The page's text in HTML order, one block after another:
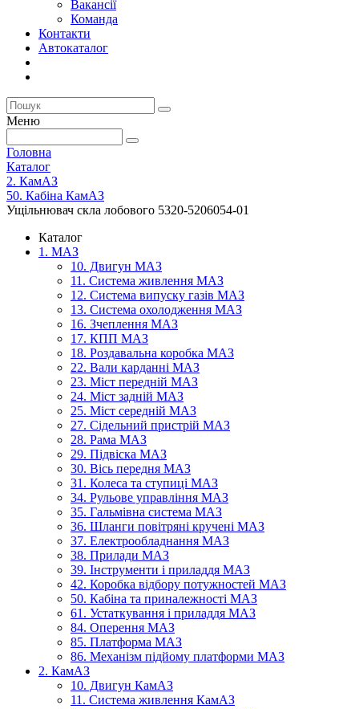
Вакансії
Команда
Контакти
Автокаталог
Меню
Головна
Каталог
2. КамАЗ
50. Кабіна КамАЗ
Ущільнювач скла лобового 5320-5206054-01
Каталог
1. МАЗ
10. Двигун МАЗ
11. Система живлення МАЗ
12. Система випуску газів МАЗ
13. Система охолодження МАЗ
16. Зчеплення МАЗ
17. КПП МАЗ
18. Роздавальна коробка МАЗ
22. Вали карданні МАЗ
23. Міст передній МАЗ
24. Міст задній МАЗ
25. Міст середній МАЗ
27. Сідельний пристрій МАЗ
28. Рама МАЗ
29. Підвіска МАЗ
30. Вісь передня МАЗ
31. Колеса та ступиці МАЗ
34. Рульове управління МАЗ
35. Гальмівна система МАЗ
36. Шланги повітряні кручені МАЗ
37. Електрообладнання МАЗ
38. Прилади МАЗ
39. Інструменти і приладдя МАЗ
42. Коробка відбору потужностей МАЗ
50. Кабіна та приналежності МАЗ
61. Устаткування і приладдя МАЗ
84. Оперення МАЗ
85. Платформа МАЗ
86. Механізм підйому платформи МАЗ
2. КамАЗ
10. Двигун КамАЗ
11. Система живлення КамАЗ